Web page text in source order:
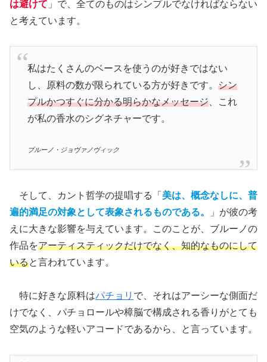
は避けて 」で、全てのものはシンプルでなければならない
と考えています。
私はたくさんのベースを使うのが好きではない
し、原料の数が限られている方が好きです。 シン
プルかつすぐに分かる明らかなメッセージ、これ
が私の香水のシグネチャーです。
ブルーノ・ジョヴァノヴィック
そして、カント哲学の提唱する「 美は、概念なしに、普
遍的満足の対象として表象されるものである。
」が彼の考
えに大きな影響を与えています。このことが、ブルーノの
作品をアーティスティックだけでなく、知的なものにして
いると言われています。
特に好きな原料はパチョリ で、それはアーシーな側面だ
けでなく、パチョロールや樟脳で構成される香りがとても
空気のような軽いアコードであるから、と言っています。